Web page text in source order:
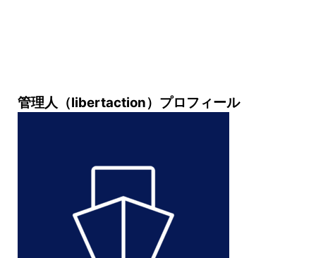
管理人（libertaction）プロフィール